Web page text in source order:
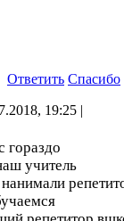
Ответить Спасибо
19:25 |
гораздо
учитель